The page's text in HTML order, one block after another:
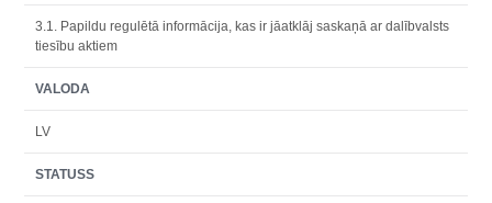
3.1. Papildu regulētā informācija, kas ir jāatklāj saskaņā ar dalībvalsts
tiesību aktiem
VALODA
LV
STATUSS